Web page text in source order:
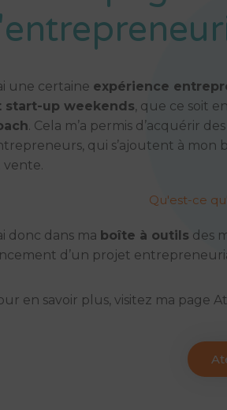
une certaine expérience
start-up weekends, que ce soit
. Cela m’a permis d’acquérir
qui s’ajoutent à
vente.
Qu'est-ce
donc dans ma boîte à outils des
d’un projet
en savoir plus, visitez ma page